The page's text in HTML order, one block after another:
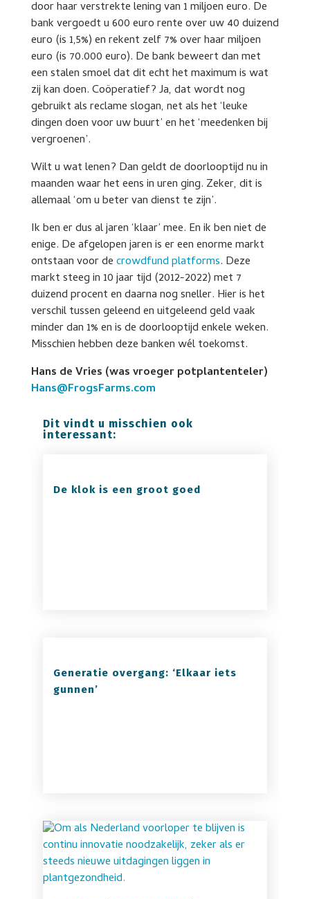
door haar verstrekte lening van 1 miljoen euro. De
bank vergoedt u 600 euro rente over uw 40 duizend
euro (is 1,5%) en rekent zelf 7% over haar miljoen
euro (is 70.000 euro). De bank beweert dan met
een stalen smoel dat dit echt het maximum is wat
zij kan doen. Coöperatief? Ja, dat wordt nog
gebruikt als reclame slogan, net als het ‘leuke
dingen doen voor uw buurt’ en het ‘meedenken bij
vergroenen’.
Wilt u wat lenen? Dan geldt de doorlooptijd nu in
maanden waar het eens in uren ging. Zeker, dit is
allemaal ‘om u beter van dienst te zijn’.
Ik ben er dus al jaren ‘klaar’ mee. En ik ben niet de
enige. De afgelopen jaren is er een enorme markt
ontstaan voor decrowdfund platforms. Deze
markt steeg in 10 jaar tijd (2012-2022) met 7
duizend procent en daarna nog sneller. Hier is het
verschil tussen geleend en uitgeleend geld vaak
minder dan 1% en is de doorlooptijd enkele weken.
Misschien hebben deze banken wél toekomst.
Hans de Vries (was vroeger potplantenteler)
Hans@FrogsFarms.com
Dit vindt u misschien ook
interessant:
De klok is een groot goed
Generatie overgang: ‘Elkaar iets
gunnen’